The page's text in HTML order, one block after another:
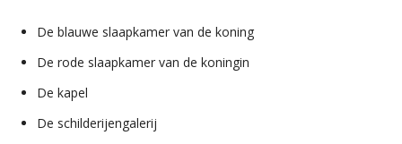
De blauwe slaapkamer van de koning
De rode slaapkamer van de koningin
De kapel
De schilderijengalerij